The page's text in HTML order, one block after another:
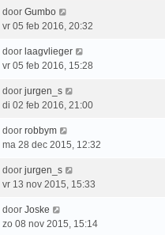
c
h
e
c
h
e
b
e
c
h
t
s
e
b
e
c
h
L
a
t
s
e
b
e
c
h
door Gumbo
vr 05 feb 2016, 20:32
L
a
t
s
e
b
e
c
h
door laagvlieger
vr 05 feb 2016, 15:28
L
a
t
s
e
b
e
door jurgen_s
di 02 feb 2016, 21:00
L
a
t
s
e
b
door robbym
ma 28 dec 2015, 12:32
L
a
t
s
door jurgen_s
vr 13 nov 2015, 15:33
L
a
door Joske
zo 08 nov 2015, 15:14